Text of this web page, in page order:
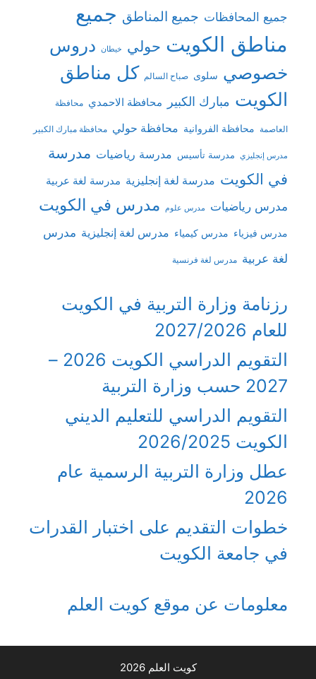
جميع المحافظات جميع المناطق جميع
مناطق الكويت حولي خيطان دروس
خصوصي سلوى صباح السالم كل مناطق
الكويت مبارك الكبير محافظة الاحمدي محافظة
العاصمة محافظة الفروانية محافظة حولي محافظة مبارك الكبير
مدرس إنجليزي مدرسة تأسيس مدرسة رياضيات مدرسة
في الكويت مدرسة لغة إنجليزية مدرسة لغة عربية
مدرس رياضيات مدرس علوم مدرس في الكويت
مدرس فيزياء مدرس كيمياء مدرس لغة إنجليزية مدرس
لغة عربية مدرس لغة فرنسية
رزنامة وزارة التربية في الكويت
للعام 2027/2026
التقويم الدراسي الكويت 2026 –
2027 حسب وزارة التربية
التقويم الدراسي للتعليم الديني
الكويت 2026/2025
عطل وزارة التربية الرسمية عام
2026
خطوات التقديم على اختبار القدرات
في جامعة الكويت
معلومات عن موقع كويت العلم
كويت العلم 2026